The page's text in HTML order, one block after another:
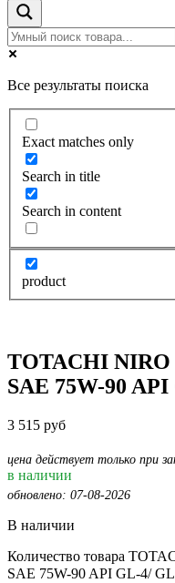
Все результаты поиска
Exact matches only
Search in title
Search in content
product
TOTACHI NIRO
SAE 75W-90
3 515 руб
цена действует только при
в наличии
обновлено: 07-08-2026
В наличии
Количество товара
SAE 75W-90 API GL-4/